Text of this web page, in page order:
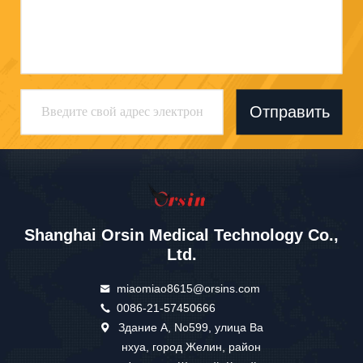
Отправить
Shanghai Orsin Medical Technology Co.,
Ltd.
miaomiao8615@orsins.com
0086-21-57450666
Здание А, No599, улица Ва
нхуа, город Желин, район